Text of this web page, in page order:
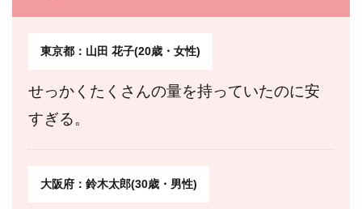
東京都：山田 花子(20歳・女性)
せっかくたくさんの量を持っていたのに安
すぎる。
大阪府：鈴木太郎(30歳・男性)